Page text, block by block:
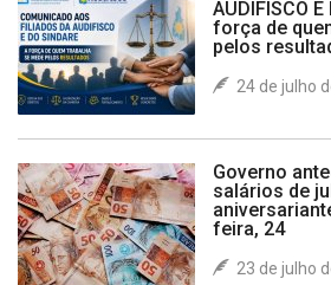
AUDIFISCO E
força de
pelos
24 de julho
Governo
salários de
feira, 24
23 de julho